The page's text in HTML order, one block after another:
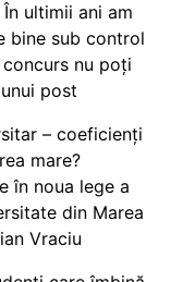
ultimii ani am
bine sub control
nu poți
post
– coeficienți
mare?
în noua lege a
din Marea
Vraciu